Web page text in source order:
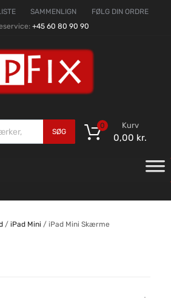
SAMMENLIGN
FØLG DIN ORDRE
+45 60 80 90 90
SØG
Kurv
0,00 kr.
0
/ iPad Mini / iPad Mini Skærme